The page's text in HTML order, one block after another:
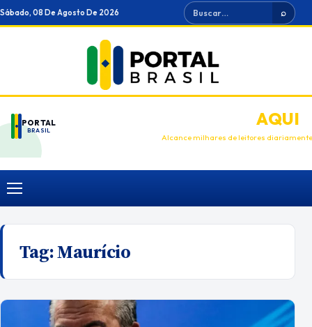
Ir
para
Sábado, 08 De Agosto De 2026 Buscar ⌕
PORTAL
BRASIL
ANUNCIEAQUI
Alcance milhares de leitores diariamente
Menu
Tag:Maurício